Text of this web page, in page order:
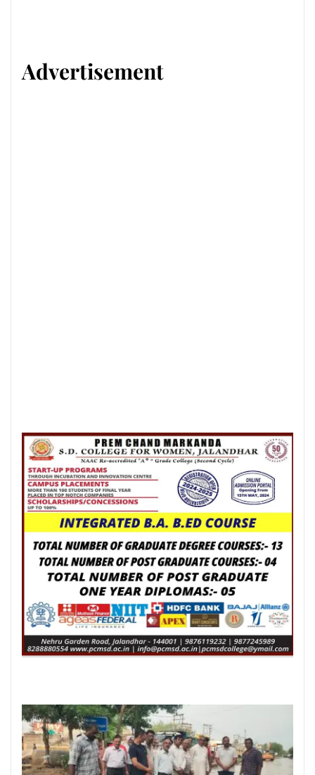
Advertisement
हालातों को लेकर भाजपा का रोष प्रदर्शन
Posted On:6 Aug 2026
ਸਪੀਕਰ ਇਹ ਯਕੀਨੀ ਬਣਾਉਣ ਕਿ ਇਕਪੱਖੀ
ਰਾਜਨੀਤੀ ਤੱਥਾਂ ਅਤੇ ਨਿਰਪੱਖਤਾ ‘ਤੇ ਹਾਵੀ ਨਾ